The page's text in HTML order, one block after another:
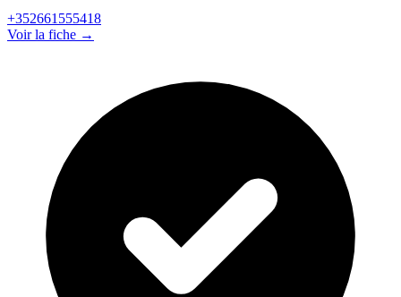
+352661555418
Voir la fiche →